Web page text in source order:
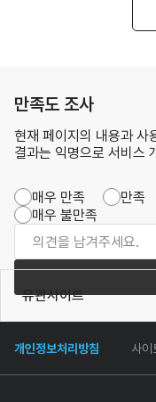
만족도 조사
현재 페이지의 내용과 사
결과는 익명으로 서비스
매우 만족 만족
매우 불만족
개인정보처리방침 사이
유관사이트